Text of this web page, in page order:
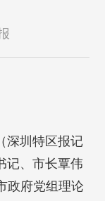
深圳特区报记
记、市长覃伟
政府党组理论